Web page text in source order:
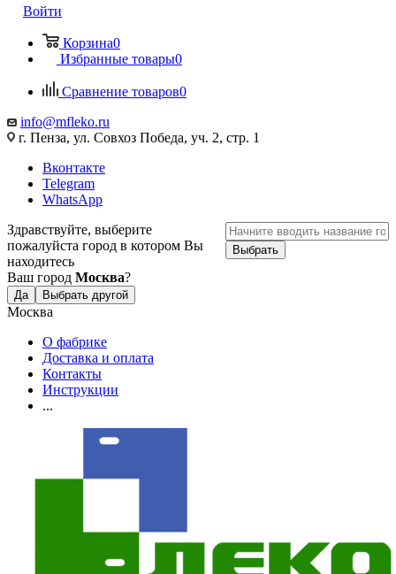
Войти
Корзина0
Избранные товары0
Сравнение товаров0
info@mfleko.ru
г. Пенза, ул. Совхоз Победа, уч. 2, стр. 1
Вконтакте
Telegram
WhatsApp
Здравствуйте, выберите
пожалуйста город в котором Вы
находитесь
Ваш город Москва?
Да Выбрать другой
Выбрать
Москва
О фабрике
Доставка и оплата
Контакты
Инструкции
...